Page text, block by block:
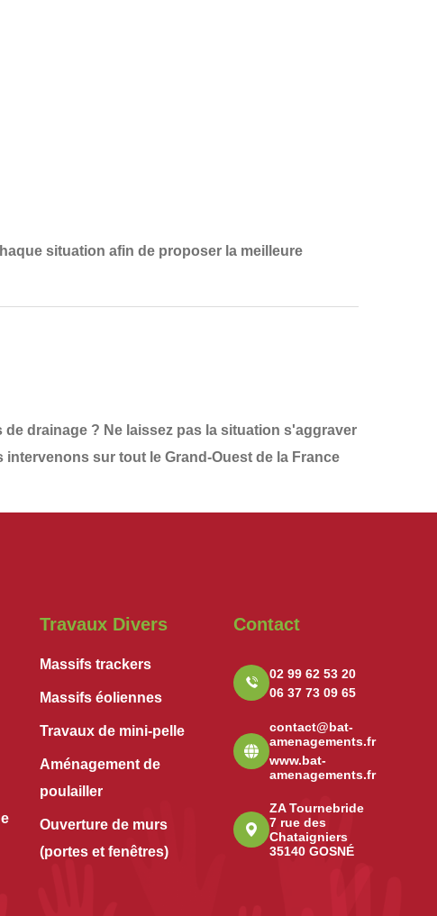
situation afin de proposer la meilleure
drainage ? Ne laissez pas la situation s'aggraver
intervenons sur tout le Grand-Ouest de la France
Travaux Divers
Massifs trackers
Massifs éoliennes
Travaux de mini-pelle
Aménagement de
poulailler
Ouverture de murs
(portes et fenêtres)
Contact
02 99 62 53 20
06 37 73 09 65
contact@bat-
amenagements.fr
www.bat-
amenagements.fr
ZA Tournebride
7 rue des
Chataigniers
35140 GOSNÉ